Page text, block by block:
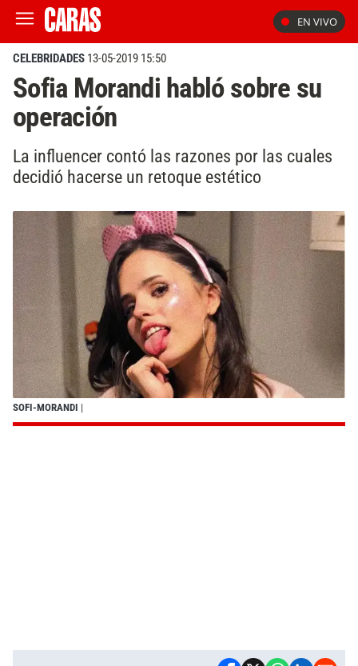
EN VIVO
CELEBRIDADES 13-05-2019 15:50
Sofia Morandi habló sobre su
operación
La influencer contó las razones por las cuales
decidió hacerse un retoque estético
SOFI-MORANDI |